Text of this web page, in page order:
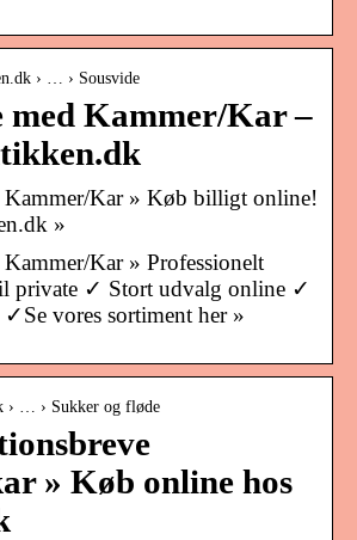
› … › Sousvide
med Kammer/Kar –
Kammer/Kar » Køb billigt online!
»
Kar » Professionelt
private ✓ Stort udvalg online ✓
vores sortiment her »
› … › Sukker og fløde
» Køb online hos